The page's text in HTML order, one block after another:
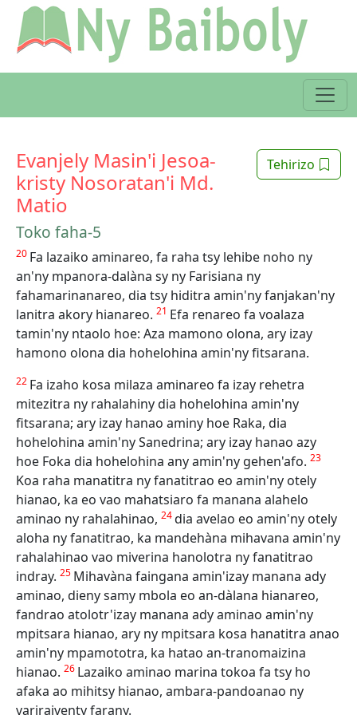
Tehirizo
Evanjely Masin'i Jesoa-
kristy Nosoratan'i Md.
Matio
Toko faha-5
20 Fa lazaiko aminareo, fa raha tsy lehibe noho ny
an'ny mpanora-dalàna sy ny Farisiana ny
fahamarinanareo, dia tsy hiditra amin'ny fanjakan'ny
lanitra akory hianareo. 21 Efa renareo fa voalaza
tamin'ny ntaolo hoe: Aza mamono olona, ary izay
hamono olona dia hohelohina amin'ny fitsarana.
22 Fa izaho kosa milaza aminareo fa izay rehetra
mitezitra ny rahalahiny dia hohelohina amin'ny
fitsarana; ary izay hanao aminy hoe Raka, dia
hohelohina amin'ny Sanedrina; ary izay hanao azy
hoe Foka dia hohelohina any amin'ny gehen'afo. 23
Koa raha manatitra ny fanatitrao eo amin'ny otely
hianao, ka eo vao mahatsiaro fa manana alahelo
aminao ny rahalahinao, 24dia avelao eo amin'ny otely
aloha ny fanatitrao, ka mandehàna mihavana amin'ny
rahalahinao vao miverina hanolotra ny fanatitrao
indray. 25 Mihavàna faingana amin'izay manana ady
aminao, dieny samy mbola eo an-dàlana hianareo,
fandrao atolotr'izay manana ady aminao amin'ny
mpitsara hianao, ary ny mpitsara kosa hanatitra anao
amin'ny mpamototra, ka hatao an-tranomaizina
hianao. 26 Lazaiko aminao marina tokoa fa tsy ho
afaka ao mihitsy hianao, ambara-pandoanao ny
variraiventy farany.